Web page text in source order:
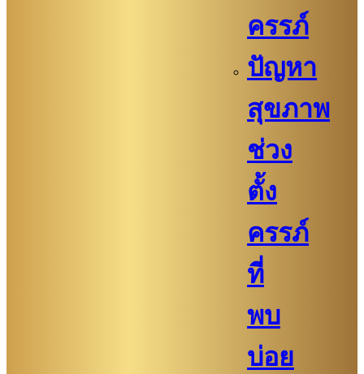
ครรภ์​
ปัญหา
สุขภาพ
ช่วง
ตั้ง
ครรภ์
ที่
พบ
บ่อย